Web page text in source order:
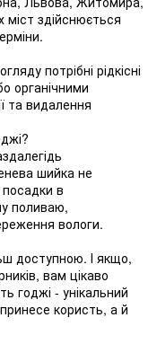
міст здійснюється
потрібні рідкісні
органічними
та видалення
шийка не
посадки в
поливаю,
вологи.
доступною. І якщо,
вам цікаво
годжі - унікальний
користь, а й